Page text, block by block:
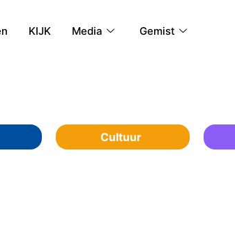
KIJK Media
Gemist
Cultuur